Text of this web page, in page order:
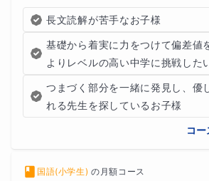
長文読解が苦手なお子様
基礎から着実に力をつけて偏差値
よりレベルの高い中学に挑戦した
つまづく部分を一緒に発見し、優
れる先生を探しているお子様
コ
国語(小学生) の 月額コース